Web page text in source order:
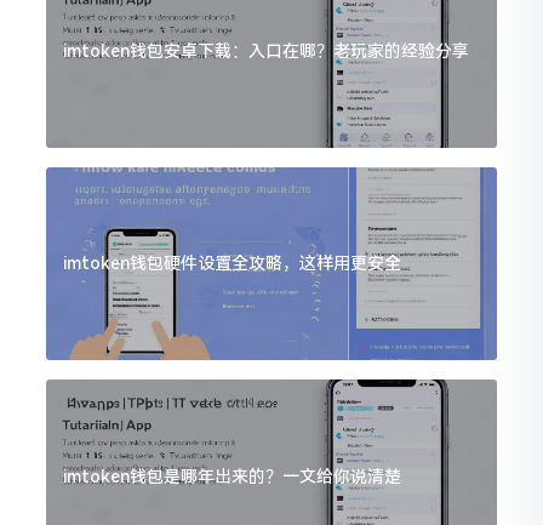
imtoken钱包安卓下载：入口在哪？老玩家的经验分享
imtoken钱包硬件设置全攻略，这样用更安全
imtoken钱包是哪年出来的？一文给你说清楚